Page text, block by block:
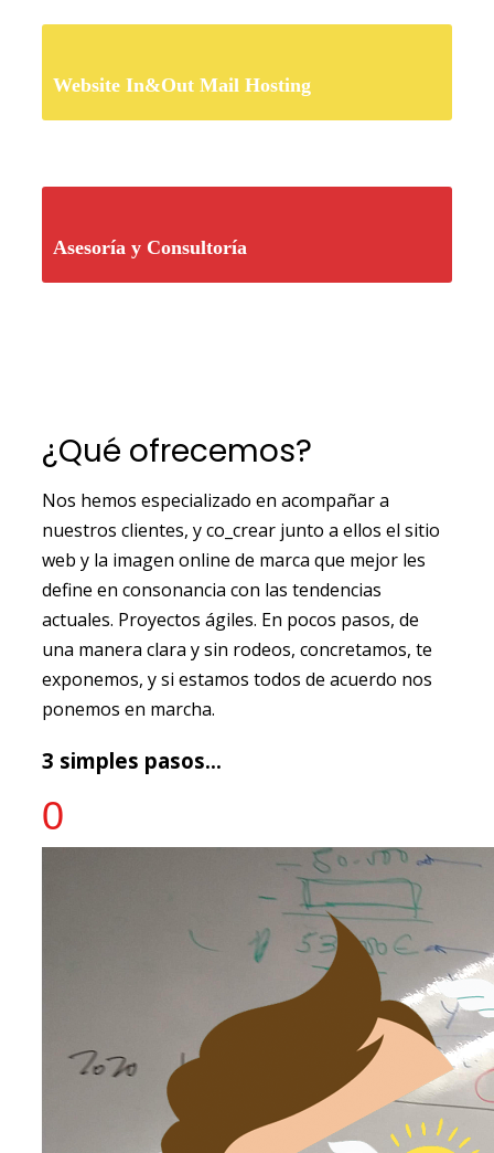
Website In&Out Mail Hosting
Asesoría y Consultoría
¿Qué ofrecemos?
Nos hemos especializado en acompañar a
nuestros clientes, y co_crear junto a ellos el sitio
web y la imagen online de marca que mejor les
define en consonancia con las tendencias
actuales. Proyectos ágiles. En pocos pasos, de
una manera clara y sin rodeos, concretamos, te
exponemos, y si estamos todos de acuerdo nos
ponemos en marcha.
3 simples pasos...
0